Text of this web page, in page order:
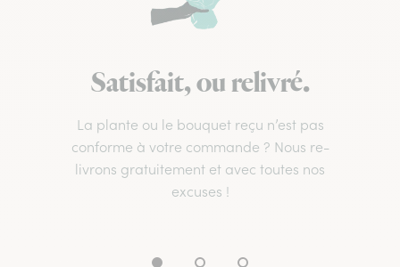
Satisfait, ou relivré.
La plante ou le bouquet reçu n’est pas
conforme à votre commande ? Nous re-
livrons gratuitement et avec toutes nos
excuses !